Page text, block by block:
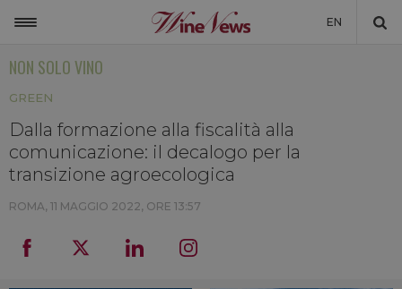
EN
NON SOLO VINO
NEWSLETTER
LA CANTINA DI WINENEWS
DICONO DI NOI
NON SOLO VINO
GREEN
Dalla formazione alla fiscalità alla
comunicazione: il decalogo per la
transizione agroecologica
ROMA, 11 MAGGIO 2022, ORE 13:57